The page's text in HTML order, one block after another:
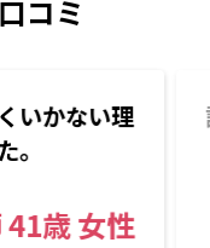
コミ
いかない理
。
41歳女性